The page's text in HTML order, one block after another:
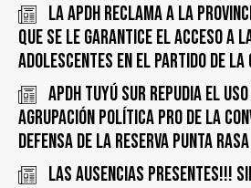
La APDH reclama a la
que se le garantice el acceso a
adolescentes en el Partido de la
APDH Tuyú Sur repudia el
agrupación política PRO de la
defensa de la Reserva Punta Rasa
Las ausencias presentes!!!